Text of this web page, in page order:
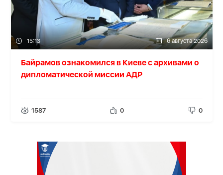
15:13 6 августа 2026
Байрамов ознакомился в Киеве с архивами о
дипломатической миссии АДР
1587 0 0